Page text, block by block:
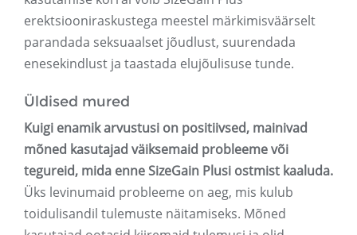
erektsiooniraskustega meestel märkimisväärselt
parandada seksuaalset jõudlust, suurendada
enesekindlust ja taastada elujõulisuse tunde.
Üldised mured
Kuigi enamik arvustusi on positiivsed, mainivad
mõned kasutajad väiksemaid probleeme või
tegureid, mida enne SizeGain Plusi ostmist kaaluda.
Üks levinumaid probleeme on aeg, mis kulub
toidulisandil tulemuste näitamiseks. Mõned